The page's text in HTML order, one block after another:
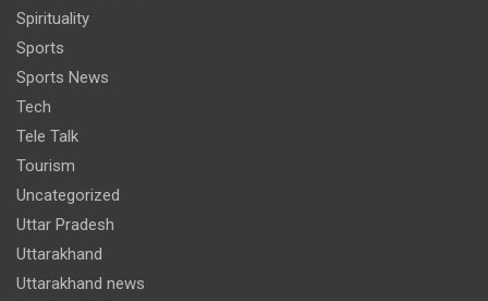
Spirituality
Sports
Sports News
Tech
Tele Talk
Tourism
Uncategorized
Uttar Pradesh
Uttarakhand
Uttarakhand news